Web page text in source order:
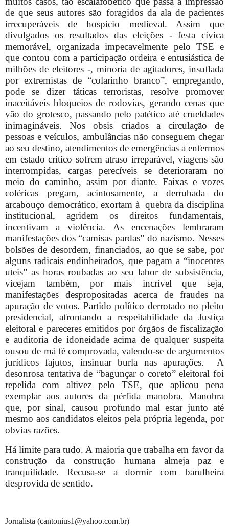
de que seus autores são foragidos da ala de pacientes
irrecuperáveis de hospício medieval. Assim que
divulgados os resultados das eleições - festa cívica
memorável, organizada impecavelmente pelo TSE e
que contou com a participação ordeira e entusiástica de
milhões de eleitores -, minoria de agitadores, insuflada
por extremistas de “colarinho branco”, empregando,
pode se dizer táticas terroristas, resolve promover
inaceitáveis bloqueios de rodovias, gerando cenas que
vão do grotesco, passando pelo patético até crueldades
inimagináveis. Nos obsis criados a circulação de
pessoas e veículos, ambulâncias não conseguem chegar
ao seu destino, atendimentos de emergências a enfermos
em estado critico sofrem atraso irreparável, viagens são
interrompidas, cargas perecíveis se deterioraram no
meio do caminho, assim por diante. Faixas e vozes
coléricas pregam, acintosamente, a derrubada do
arcabouço democrático, exortam à quebra da disciplina
institucional, agridem os direitos fundamentais,
incentivam a violência. As encenações lembraram
manifestações dos “camisas pardas” do nazismo. Nesses
bolsões de desordem, financiados, ao que se sabe, por
alguns radicais endinheirados, que pagam a “inocentes
uteis” as horas roubadas ao seu labor de subsistência,
vicejam também, por mais incrível que seja,
manifestações despropositadas acerca de fraudes na
apuração de votos. Partido político derrotado no pleito
presidencial, afrontando a respeitabilidade da Justiça
eleitoral e pareceres emitidos por órgãos de fiscalização
e auditoria de idoneidade acima de qualquer suspeita
ousou de má fé comprovada, valendo-se de argumentos
jurídicos fajutos, insinuar burla nas apurações.
A
desonrosa tentativa de “bagunçar o coreto” eleitoral foi
repelida com altivez pelo TSE, que aplicou pena
exemplar aos autores da pérfida manobra. Manobra
que, por sinal, causou profundo mal estar junto até
mesmo aos candidatos eleitos pela própria legenda, por
obvias razões.
Há limite para tudo. A maioria que trabalha em favor da
construção da construção humana almeja paz e
tranquilidade. Recusa-se a dormir com barulheira
desprovida de sentido.
Jornalista (cantonius1@yahoo.com.br)